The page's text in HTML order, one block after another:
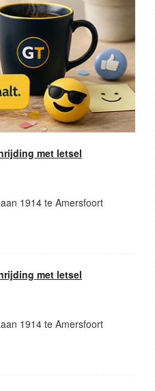
met letsel
1914 te Amersfoort
met letsel
1914 te Amersfoort